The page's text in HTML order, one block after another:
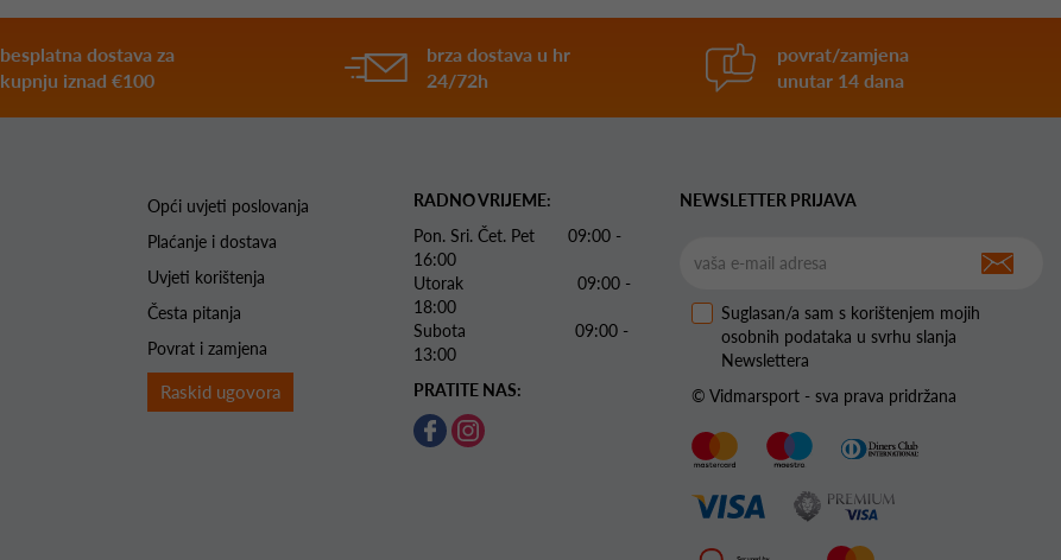
besplatna dostava za
kupnju iznad €100
brza dostava u hr
24/72h
povrat/zamjena
unutar 14 dana
Opći uvjeti poslovanja
Plaćanje i dostava
Uvjeti korištenja
Česta pitanja
Povrat i zamjena
Raskid ugovora
RADNO VRIJEME:
Pon. Sri. Čet. Pet 09:00 -
16:00
Utorak 09:00 -
18:00
Subota 09:00 -
13:00
PRATITE NAS:
NEWSLETTER PRIJAVA
Suglasan/a sam s korištenjem mojih
osobnih podataka u svrhu slanja
Newslettera
© Vidmarsport - sva prava pridržana